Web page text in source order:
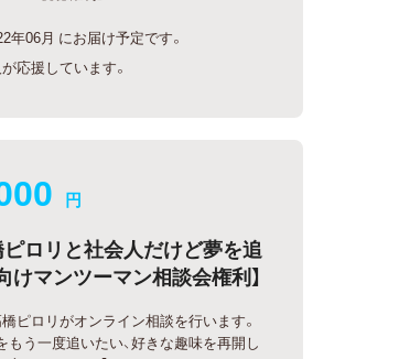
年06月 にお届け予定です。
応援しています。
円
ピロリと社会人だけど夢を追
けマンツーマン相談会権利】
橋ピロリがオンライン相談を行います。
もう一度追いたい、好きな趣味を再開し